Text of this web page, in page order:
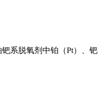
脱氧剂中铂（Pt）、